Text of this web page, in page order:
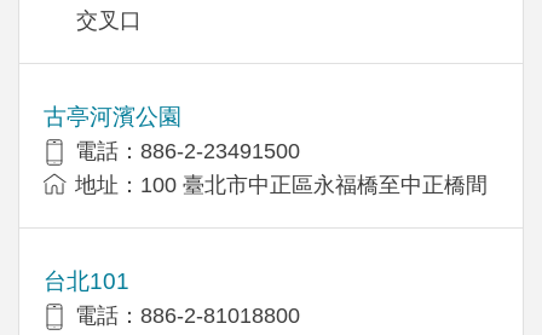
交叉口
古亭河濱公園
電話：886-2-23491500
地址：100 臺北市中正區永福橋至中正橋間
台北101
電話：886-2-81018800